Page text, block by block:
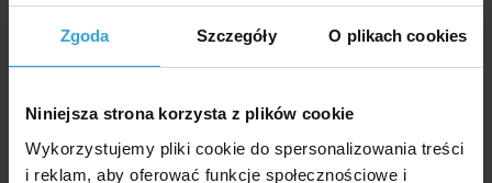
Zgoda Szczegóły O plikach cookies
Niniejsza strona korzysta z plików cookie
Wykorzystujemy pliki cookie do spersonalizowania treści
i reklam, aby oferować funkcje społecznościowe i
bez specjalnych wymagań.
Ochrona transformatorów bezpieczeństwa mieści się
w klasie ochrony IP 54 oraz w klasie temperaturowej
T40°C/B.